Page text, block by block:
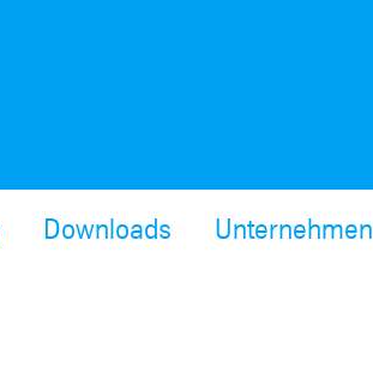
Downloads Unternehmen